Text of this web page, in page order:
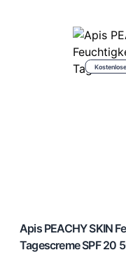
Apis PEACHY SKIN
Tagescreme SPF 20